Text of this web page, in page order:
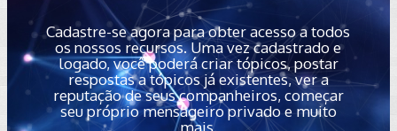
Cadastre-se agora para obter acesso a todos
os nossos recursos. Uma vez cadastrado e
logado, você poderá criar tópicos, postar
respostas a tópicos já existentes, ver a
reputação de seus companheiros, começar
seu próprio mensageiro privado e muito
mais.